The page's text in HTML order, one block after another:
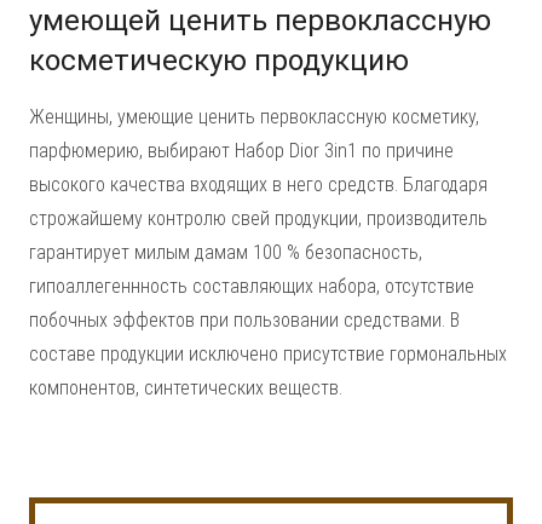
умеющей ценить первоклассную
косметическую продукцию
Женщины, умеющие ценить первоклассную косметику,
парфюмерию, выбирают Набор Dior 3in1 по причине
высокого качества входящих в него средств. Благодаря
строжайшему контролю свей продукции, производитель
гарантирует милым дамам 100 % безопасность,
гипоаллегеннность составляющих набора, отсутствие
побочных эффектов при пользовании средствами. В
составе продукции исключено присутствие гормональных
компонентов, синтетических веществ.